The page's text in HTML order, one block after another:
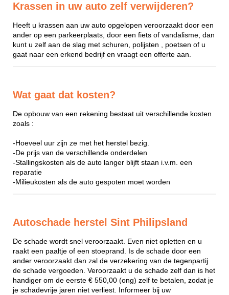
Krassen in uw auto zelf verwijderen?
Heeft u krassen aan uw auto opgelopen veroorzaakt door een
ander op een parkeerplaats, door een fiets of vandalisme, dan
kunt u zelf aan de slag met schuren, polijsten , poetsen of u
gaat naar een erkend bedrijf en vraagt een offerte aan.
Wat gaat dat kosten?
De opbouw van een rekening bestaat uit verschillende kosten
zoals :
-Hoeveel uur zijn ze met het herstel bezig.
-De prijs van de verschillende onderdelen
-Stallingskosten als de auto langer blijft staan i.v.m. een
reparatie
-Milieukosten als de auto gespoten moet worden
Autoschade herstel Sint Philipsland
De schade wordt snel veroorzaakt. Even niet opletten en u
raakt een paaltje of een stoeprand. Is de schade door een
ander veroorzaakt dan zal de verzekering van de tegenpartij
de schade vergoeden. Veroorzaakt u de schade zelf dan is het
handiger om de eerste € 550,00 (ong) zelf te betalen, zodat je
je schadevrije jaren niet verliest. Informeer bij uw